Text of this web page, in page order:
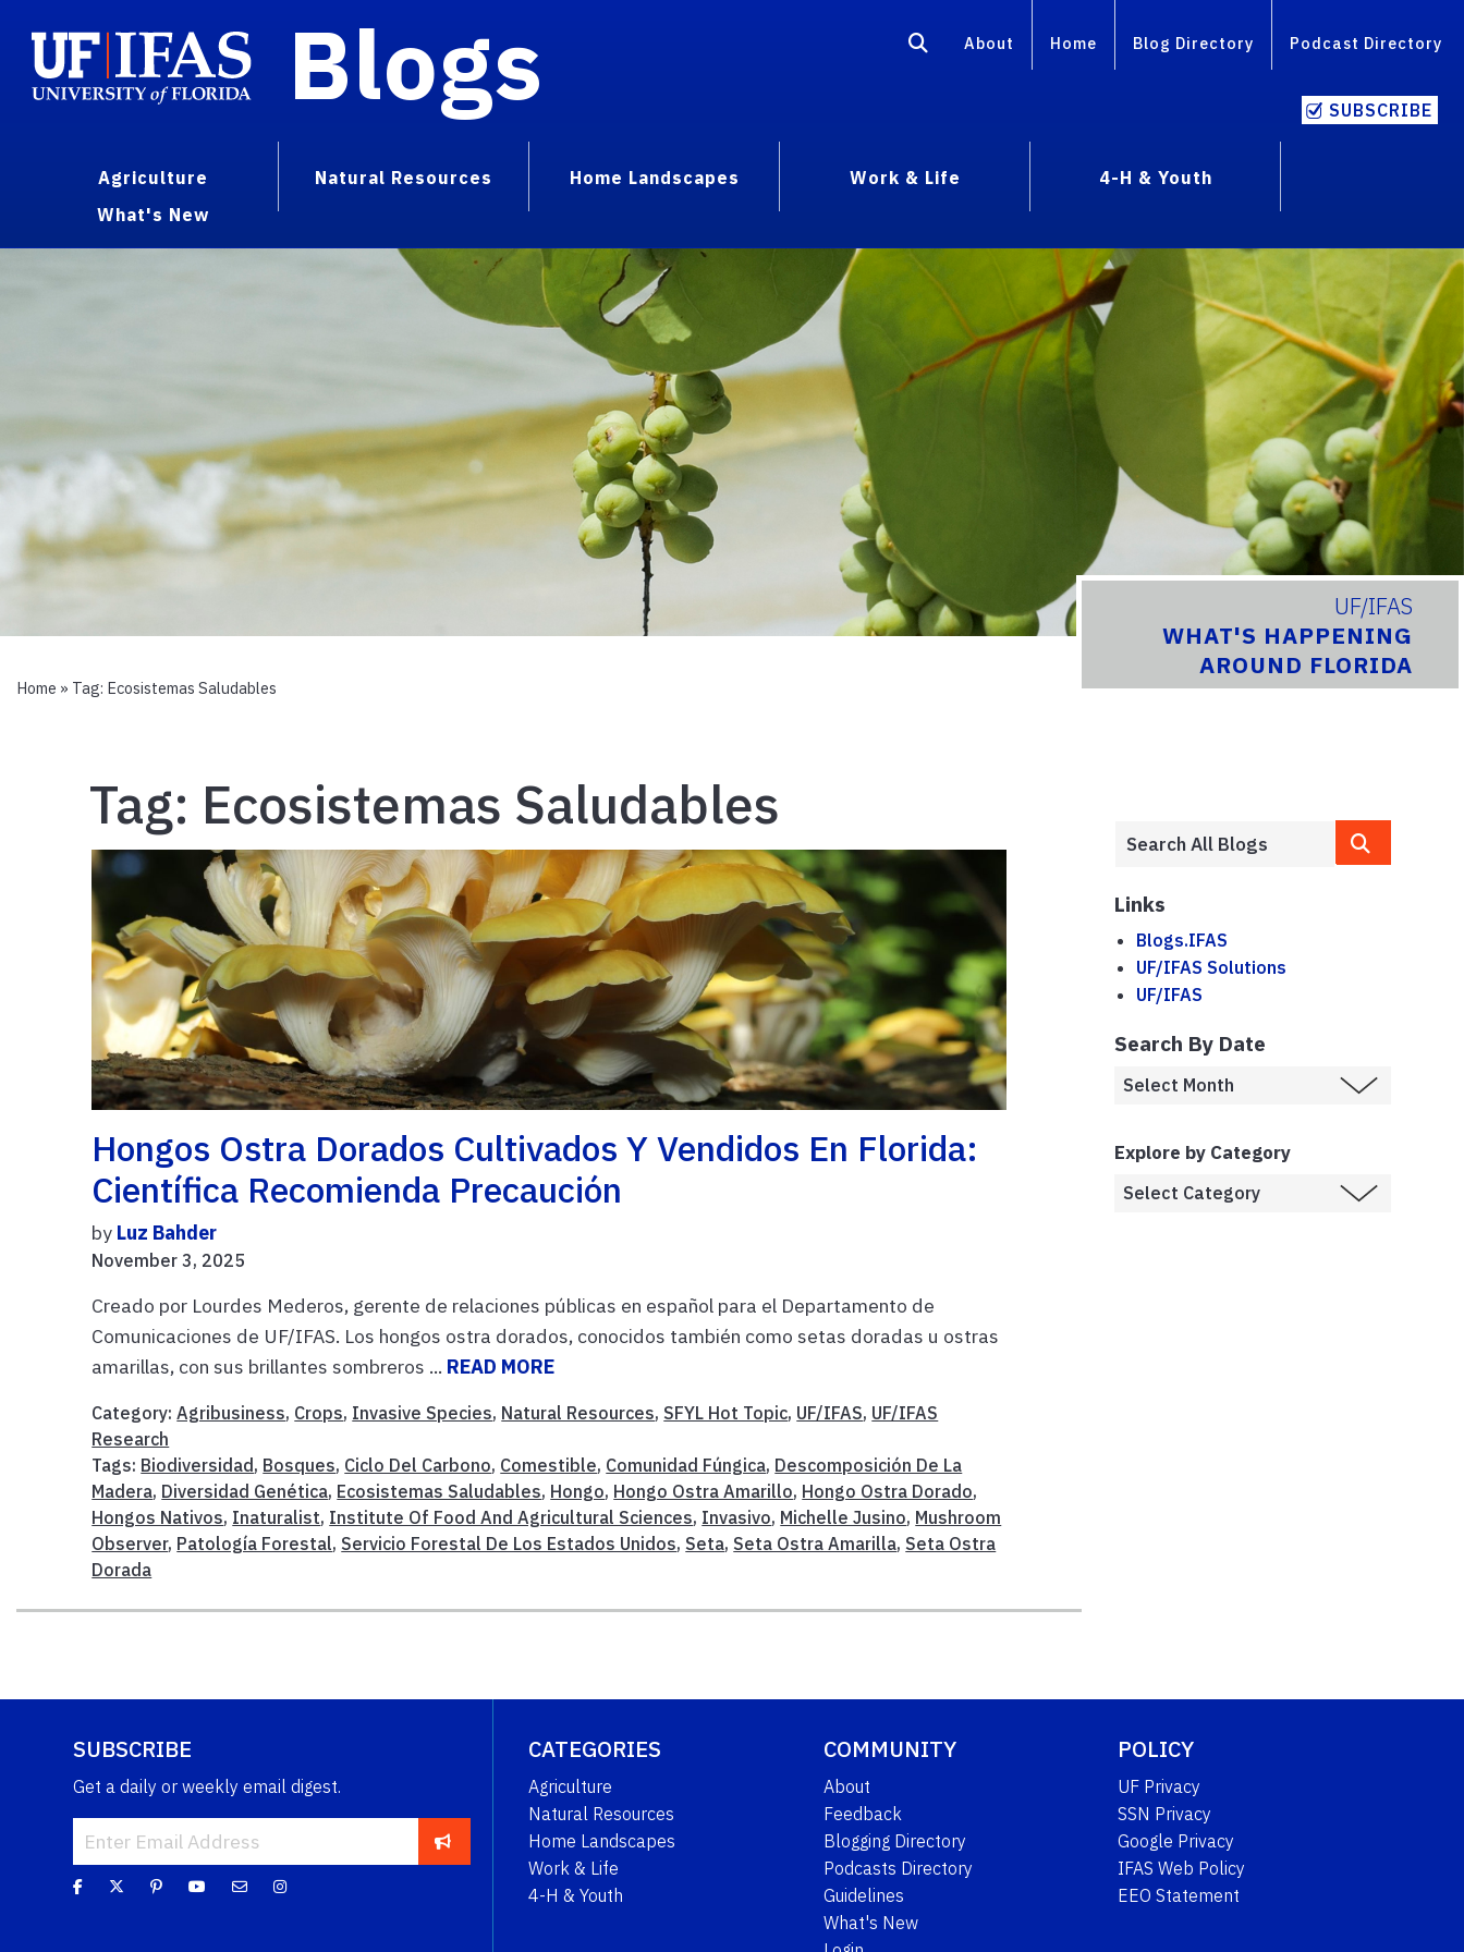
Blogs About Home Blog Directory Podcast Directory
SUBSCRIBE
Agriculture Natural Resources Home Landscapes Work & Life
4-H & Youth
What's New
UF/IFAS
WHAT'S HAPPENING
AROUND FLORIDA
Home » Tag: Ecosistemas Saludables
Tag: Ecosistemas Saludables
Hongos Ostra Dorados Cultivados Y Vendidos En Florida:
Científica Recomienda Precaución
by Luz Bahder
November 3, 2025
Creado por Lourdes Mederos, gerente de relaciones públicas en español para el Departamento de
Comunicaciones de UF/IFAS. Los hongos ostra dorados, conocidos también como setas doradas u ostras
amarillas, con sus brillantes sombreros ... READ MORE
Category:Agribusiness, Crops, Invasive Species, Natural Resources, SFYL Hot Topic, UF/IFAS, UF/IFAS
Research
Tags: Biodiversidad, Bosques, Ciclo Del Carbono, Comestible, Comunidad Fúngica, Descomposición De La
Madera, Diversidad Genética, Ecosistemas Saludables, Hongo, Hongo Ostra Amarillo, Hongo Ostra Dorado,
Hongos Nativos, Inaturalist, Institute Of Food And Agricultural Sciences, Invasivo, Michelle Jusino, Mushroom
Observer, Patología Forestal, Servicio Forestal De Los Estados Unidos, Seta, Seta Ostra Amarilla, Seta Ostra
Dorada
Links
Blogs.IFAS
UF/IFAS Solutions
UF/IFAS
Search By Date
Explore by Category
SUBSCRIBE
Get a daily or weekly email digest.
CATEGORIES
Agriculture
Natural Resources
Home Landscapes
Work & Life
4-H & Youth
COMMUNITY
About
Feedback
Blogging Directory
Podcasts Directory
Guidelines
What's New
POLICY
UF Privacy
SSN Privacy
Google Privacy
IFAS Web Policy
EEO Statement